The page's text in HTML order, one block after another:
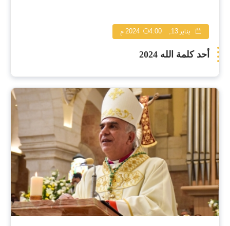
يناير 13, 2024 4:00 م
أحد كلمة الله 2024